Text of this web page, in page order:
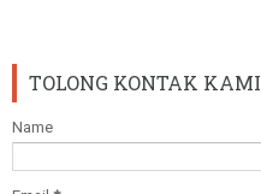
TOLONG KONTAK KAMI
Name